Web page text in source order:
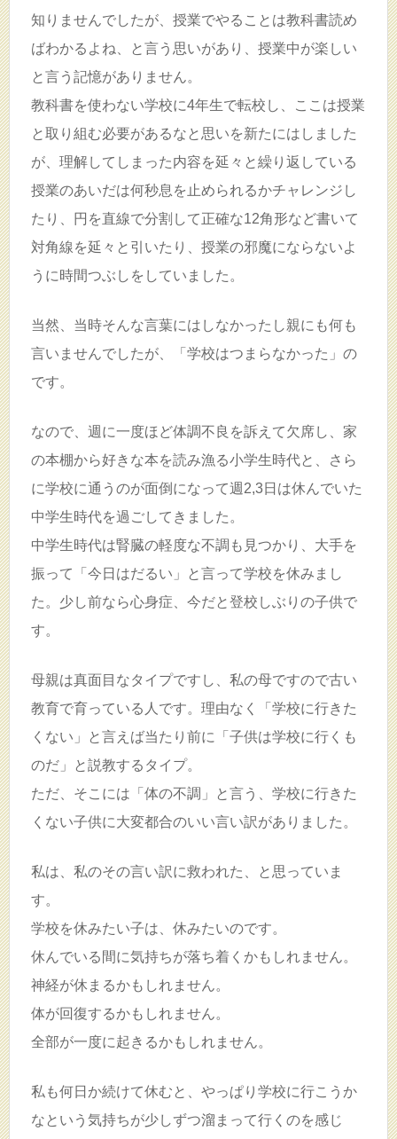
知りませんでしたが、授業でやることは教科書読め
ばわかるよね、と言う思いがあり、授業中が楽しい
と言う記憶がありません。
教科書を使わない学校に4年生で転校し、ここは授業
と取り組む必要があるなと思いを新たにはしました
が、理解してしまった内容を延々と繰り返している
授業のあいだは何秒息を止められるかチャレンジし
たり、円を直線で分割して正確な12角形など書いて
対角線を延々と引いたり、授業の邪魔にならないよ
うに時間つぶしをしていました。
当然、当時そんな言葉にはしなかったし親にも何も
言いませんでしたが、「学校はつまらなかった」の
です。
なので、週に一度ほど体調不良を訴えて欠席し、家
の本棚から好きな本を読み漁る小学生時代と、さら
に学校に通うのが面倒になって週2,3日は休んでいた
中学生時代を過ごしてきました。
中学生時代は腎臓の軽度な不調も見つかり、大手を
振って「今日はだるい」と言って学校を休みまし
た。少し前なら心身症、今だと登校しぶりの子供で
す。
母親は真面目なタイプですし、私の母ですので古い
教育で育っている人です。理由なく「学校に行きた
くない」と言えば当たり前に「子供は学校に行くも
のだ」と説教するタイプ。
ただ、そこには「体の不調」と言う、学校に行きた
くない子供に大変都合のいい言い訳がありました。
私は、私のその言い訳に救われた、と思っていま
す。
学校を休みたい子は、休みたいのです。
休んでいる間に気持ちが落ち着くかもしれません。
神経が休まるかもしれません。
体が回復するかもしれません。
全部が一度に起きるかもしれません。
私も何日か続けて休むと、やっぱり学校に行こうか
なという気持ちが少しずつ溜まって行くのを感じ